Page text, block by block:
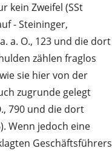
kein Zweifel (SSt
- Steininger,
a. O., 123 und die dort
zählen fraglos
sie hier von der
zugrunde gelegt
790 und die dort
Wenn jedoch eine
Geschäftsführers